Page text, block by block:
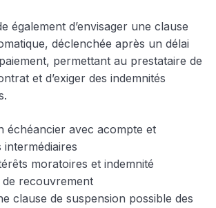
également d’envisager une clause
déclenchée après un délai
permettant au prestataire de
et d’exiger des indemnités
échéancier avec acompte et
intermédiaires
moratoires et indemnité
recouvrement
clause de suspension possible des